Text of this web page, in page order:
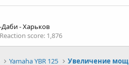
- Харьков
Reaction score 1,876
Yamaha YBR 125